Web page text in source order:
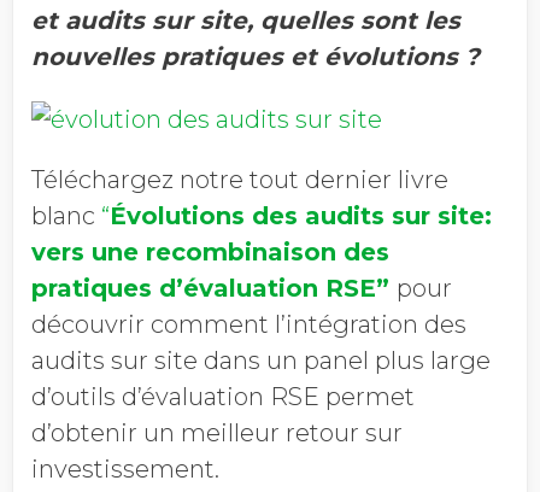
et audits sur site, quelles sont les
nouvelles pratiques et évolutions ?
Téléchargez notre tout dernier livre
blanc “Évolutions des audits sur site:
vers une recombinaison des
pratiques d’évaluation RSE” pour
découvrir comment l’intégration des
audits sur site dans un panel plus large
d’outils d’évaluation RSE permet
d’obtenir un meilleur retour sur
investissement.